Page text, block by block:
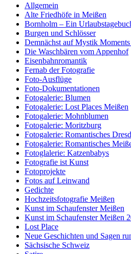
Allgemein
Alte Friedhöfe in Meißen
Bornholm – Ein
Burgen und Schlösser
Demnächst auf Mystik
Die Waschbären vom Appenhof
Eisenbahnromantik
Fernab der Fotografie
Foto-Ausflüge
Foto-Dokumentationen
Fotogalerie: Blumen
Fotogalerie: Lost Places Meißen
Fotogalerie: Mohnblumen
Fotogalerie: Moritzburg
Fotogalerie: Romantisches
Fotogalerie: Romantisches
Fotoglalerie: Katzenbabys
Fotografie ist Kunst
Fotoprojekte
Fotos auf Leinwand
Gedichte
Hochzeitsfotografie Meißen
Kunst im Schaufenster Meißen
Kunst im Schaufenster Meißen
Lost Place
Neue Geschichten und Sagen
Sächsische Schweiz